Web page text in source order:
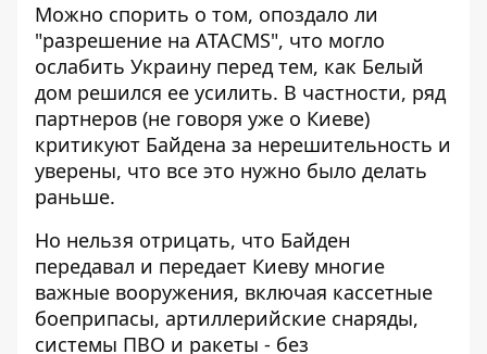
Можно спорить о том, опоздало ли
"разрешение на ATACMS", что могло
ослабить Украину перед тем, как Белый
дом решился ее усилить. В частности, ряд
партнеров (не говоря уже о Киеве)
критикуют Байдена за нерешительность и
уверены, что все это нужно было делать
раньше.
Но нельзя отрицать, что Байден
передавал и передает Киеву многие
важные вооружения, включая кассетные
боеприпасы, артиллерийские снаряды,
системы ПВО и ракеты - без